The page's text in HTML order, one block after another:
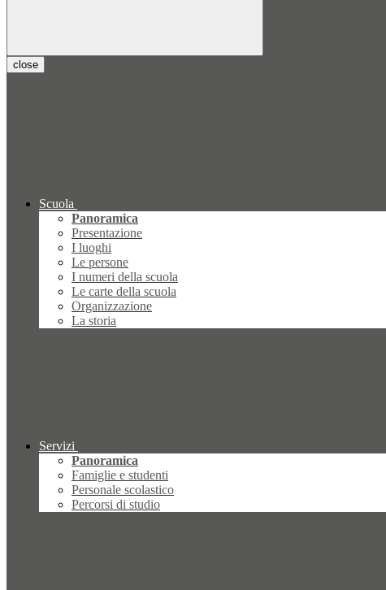
close
Scuola
Panoramica
Presentazione
I luoghi
Le persone
I numeri della scuola
Le carte della scuola
Organizzazione
La storia
Servizi
Panoramica
Famiglie e studenti
Personale scolastico
Percorsi di studio